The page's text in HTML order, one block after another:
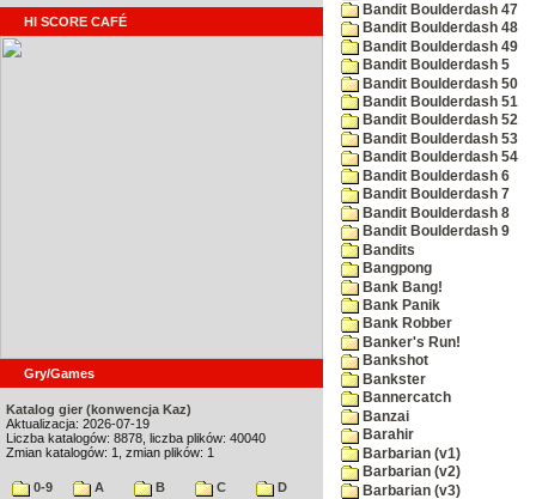
HI SCORE CAFÉ
Gry/Games
Katalog gier (konwencja Kaz)
Aktualizacja: 2026-07-19
Liczba katalogów: 8878, liczba plików: 40040
Zmian katalogów: 1, zmian plików: 1
0-9 A B C
D
Bandit Boulderdash 47
Bandit Boulderdash 48
Bandit Boulderdash 49
Bandit Boulderdash 5
Bandit Boulderdash 50
Bandit Boulderdash 51
Bandit Boulderdash 52
Bandit Boulderdash 53
Bandit Boulderdash 54
Bandit Boulderdash 6
Bandit Boulderdash 7
Bandit Boulderdash 8
Bandit Boulderdash 9
Bandits
Bangpong
Bank Bang!
Bank Panik
Bank Robber
Banker's Run!
Bankshot
Bankster
Bannercatch
Banzai
Barahir
Barbarian (v1)
Barbarian (v2)
Barbarian (v3)